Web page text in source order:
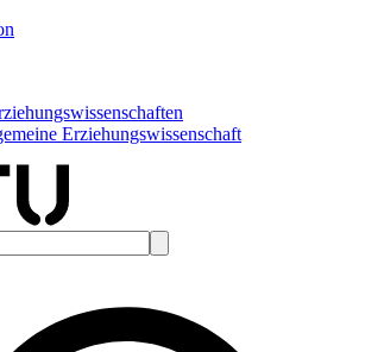
Erziehungswissenschaft